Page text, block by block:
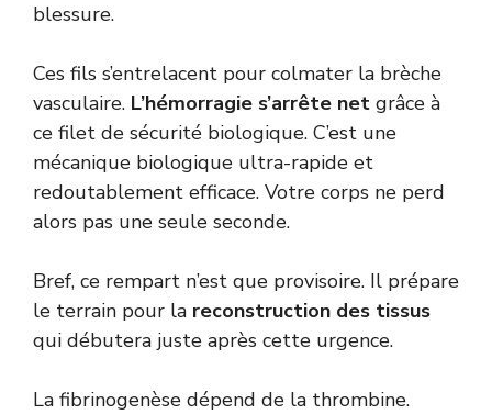
blessure.
Ces fils s’entrelacent pour colmater la brèche
vasculaire. L’hémorragie s’arrête net grâce à
ce filet de sécurité biologique. C’est une
mécanique biologique ultra-rapide et
redoutablement efficace. Votre corps ne perd
alors pas une seule seconde.
Bref, ce rempart n’est que provisoire. Il prépare
le terrain pour la reconstruction des tissus
qui débutera juste après cette urgence.
La fibrinogenèse dépend de la thrombine.